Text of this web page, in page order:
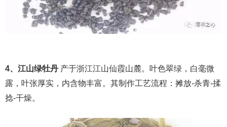
4、江山绿牡丹 产于浙江江山仙霞山麓。叶色翠绿，白毫微
露，叶张厚实，内含物丰富。其制作工艺流程：摊放-杀青-揉
捻-干燥。